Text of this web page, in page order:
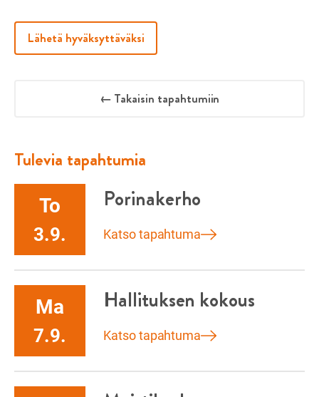
Lähetä hyväksyttäväksi
← Takaisin tapahtumiin
Tulevia tapahtumia
To
3.9.
Porinakerho
Katso tapahtuma
Ma
7.9.
Hallituksen kokous
Katso tapahtuma